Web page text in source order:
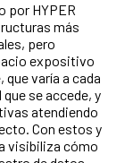
por HYPER
más
pero
expositivo
varía a cada
se accede, y
atendiendo
Con estos y
visibiliza cómo